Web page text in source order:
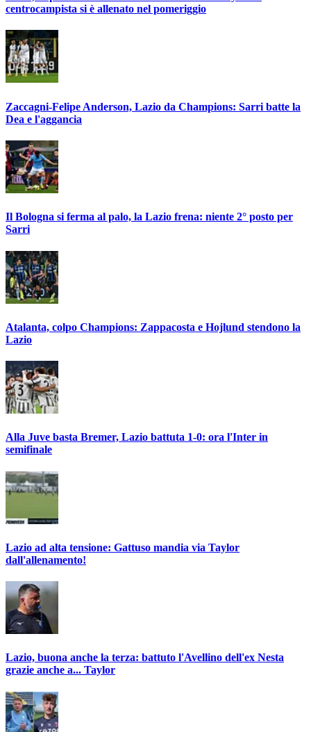
centrocampista si è allenato nel pomeriggio
Zaccagni-Felipe Anderson, Lazio da Champions: Sarri batte la
Dea e l'aggancia
Il Bologna si ferma al palo, la Lazio frena: niente 2° posto per
Sarri
Atalanta, colpo Champions: Zappacosta e Hojlund stendono la
Lazio
Alla Juve basta Bremer, Lazio battuta 1-0: ora l'Inter in
semifinale
Lazio ad alta tensione: Gattuso mandia via Taylor
dall'allenamento!
Lazio, buona anche la terza: battuto l'Avellino dell'ex Nesta
grazie anche a... Taylor